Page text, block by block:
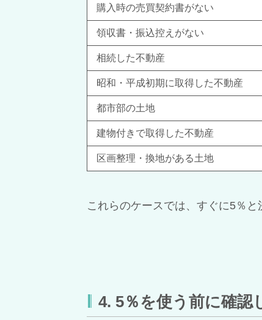
購入時の売買契約書がない
領収書・振込控えがない
相続した不動産
昭和・平成初期に取得した不動産
都市部の土地
建物付きで取得した不動産
区画整理・換地がある土地
これらのケースでは、すぐに5％
4. 5％を使う前に確認